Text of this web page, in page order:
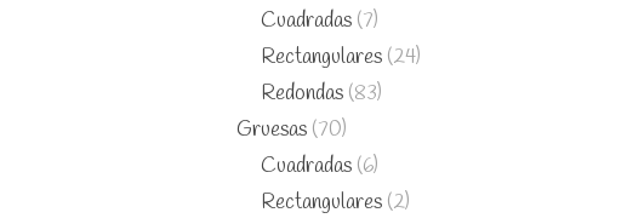
Cuadradas (7)
Rectangulares (24)
Redondas (83)
Gruesas (70)
Cuadradas (6)
Rectangulares (2)